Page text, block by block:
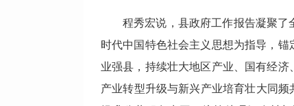
程秀宏说，县政府工作报告凝聚
时代中国特色社会主义思想为指导，
业强县，持续壮大地区产业、国有经
产业转型升级与新兴产业培育壮大同